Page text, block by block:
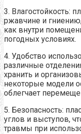
3. Влагостойкость:
ржавчине и
как внутри
погодных условиях.
4. Удобство
различные
хранить и
некоторые модели
облегчает
5. Безопасность:
углов и выступов,
травмы при